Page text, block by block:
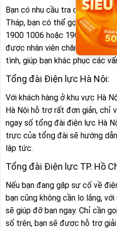
Bạn có nhu cầu tra cứu lịch
Tháp, bạn có thể gọi ngay
1900 1006 hoặc 1900 9000.
được nhân viên chăm sóc
tình, giúp bạn khác phục các
Tổng đài Điện lực Hà Nội:
Với khách hàng ở khu vực Hà
Hà Nội hỗ trợ rất đơn giản, chỉ
ngay số tổng đài điện lực Hà
trực của tổng đài sẽ hướng
lập tức.
Tổng đài Điện lực TP. Hồ
Nếu bạn đang gặp sự cố về
bạn cũng không cần lo lắng,
sẽ giúp đỡ bạn ngay. Chỉ cần
số trên, bạn sẽ được hỗ trợ